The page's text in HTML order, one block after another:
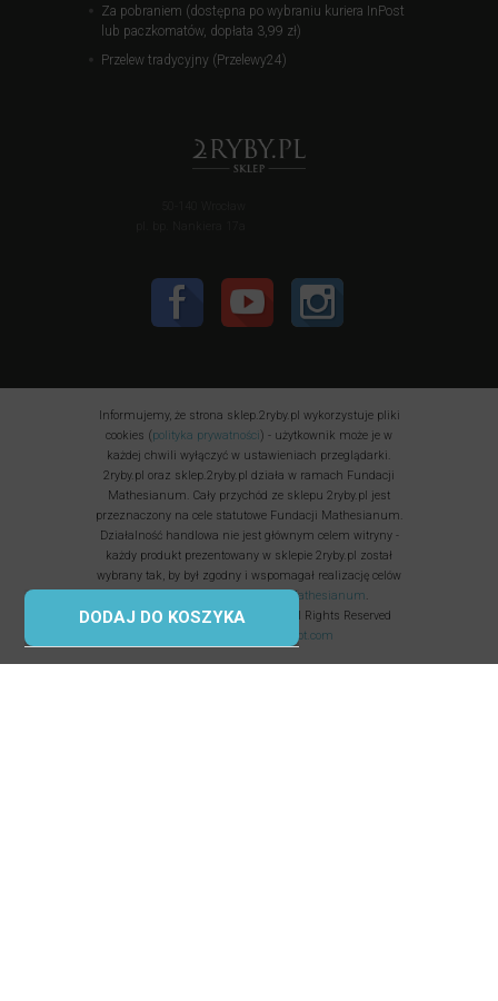
DODAJ DO KOSZYKA
Za pobraniem (dostępna po wybraniu kuriera InPost
lub paczkomatów, dopłata 3,99 zł)
Przelew tradycyjny (Przelewy24)
Informujemy, że strona sklep.2ryby.pl wykorzystuje pliki
cookies (polityka prywatności) - użytkownik może je w
każdej chwili wyłączyć w ustawieniach przeglądarki.
2ryby.pl oraz sklep.2ryby.pl działa w ramach Fundacji
Mathesianum. Cały przychód ze sklepu 2ryby.pl jest
przeznaczony na cele statutowe Fundacji Mathesianum.
Działalność handlowa nie jest głównym celem witryny -
każdy produkt prezentowany w sklepie 2ryby.pl został
wybrany tak, by był zgodny i wspomagał realizację celów
misji Fundacji Mathesianum.
Fundacja Mathesianum © 2025 All Rights Reserved
uptimerobot.com